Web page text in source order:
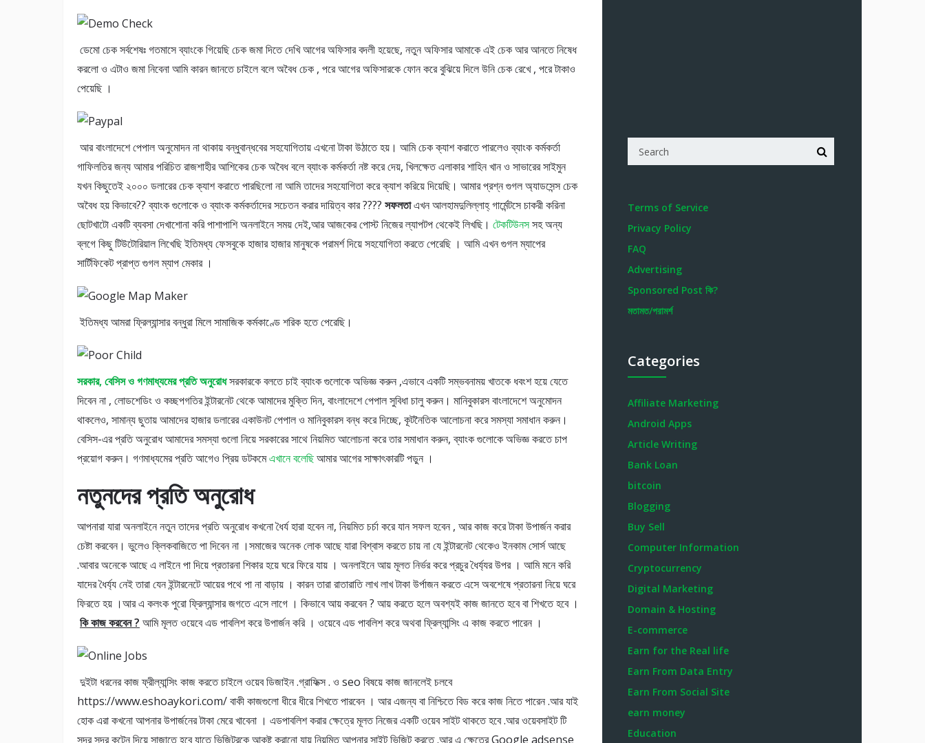
ডেমো চেক সর্বশেষঃ গতমাসে ব্যাংকে গিয়েছি চেক জমা দিতে দেখি আগের অফিসার বদলী হয়েছে, নতুন অফিসার আমাকে এই চেক আর আনতে নিষেধ
করলো ও এটাও জমা নিবেনা আমি কারন জানতে চাইলে বলে অবৈধ চেক , পরে আগের অফিসারকে ফোন করে বুঝিয়ে দিলে উনি চেক রেখে , পরে টাকাও
পেয়েছি ।
আর বাংলাদেশে পেপাল অনুমোদন না থাকায় বন্ধুবান্ধবের সহযোগিতায় এখনো টাকা উঠাতে হয়। আমি চেক ক্যাশ করাতে পারলেও ব্যাংক কর্মকর্তা
গাফিলতির জন্য আমার পরিচিত রাজশাহীর আশিকের চেক অবৈধ বলে ব্যাংক কর্মকর্তা নষ্ট করে দেয়, খিলক্ষেত এলাকার শাহিন খান ও সাভারের সাইমুন
যখন কিছুতেই ২০০০ ডলারের চেক ক্যাশ করাতে পারছিলো না আমি তাদের সহযোগিতা করে ক্যাশ করিয়ে দিয়েছি। আমার প্রশ্ন গুগল অ্যাডসেন্স চেক
অবৈধ হয় কিভাবে?? ব্যাংক গুলোকে ও ব্যাংক কর্মকর্তাদের সচেতন করার দায়িত্ব কার ???? সফলতাএখন আলহামদুলিল্লাহ্‌ গার্মেন্টসে চাকরী করিনা
ছোটখাটো একটি ব্যবসা দেখাশোনা করি পাশাপাশি অনলাইনে সময় দেই,আর আজকের পোস্ট নিজের ল্যাপটপ থেকেই লিখছি। টেকটিউনসসহ অন্য
ব্লগে কিছু টিউটোরিয়াল লিখেছি ইতিমধ্য ফেসবুকে হাজার হাজার মানুষকে পরামর্শ দিয়ে সহযোগিতা করতে পেরেছি । আমি এখন গুগল ম্যাপের
সার্টিফিকেট প্রাপ্ত গুগল ম্যাপ মেকার ।
ইতিমধ্য আমরা ফ্রিল্যান্সার বন্ধুরা মিলে সামাজিক কর্মকাণ্ডে শরিক হতে পেরেছি।
সরকার, বেসিস ও গণমাধ্যমের প্রতি অনুরোধসরকারকে বলতে চাই ব্যাংক গুলোকে অভিজ্ঞ করুন ,এভাবে একটি সম্ভবনাময় খাতকে ধবংশ হয়ে যেতে
দিবেন না , লোডশেডিং ও কচ্ছপগতির ইন্টারনেট থেকে আমাদের মুক্তি দিন, বাংলাদেশে পেপাল সুবিধা চালু করুন। মানিবুকারস বাংলাদেশে অনুমোদন
থাকলেও, সামান্য ছুতায় আমাদের হাজার ডলারের একাউনট পেপাল ও মানিবুকারস বন্ধ করে দিচ্ছে, কূটনৈতিক আলোচনা করে সমস্যা সমাধান করুন।
বেসিস-এর প্রতি অনুরোধ আমাদের সমস্যা গুলো নিয়ে সরকারের সাথে নিয়মিত আলোচনা করে তার সমাধান করুন, ব্যাংক গুলোকে অভিজ্ঞ করতে চাপ
প্রয়োগ করুন। গণমাধ্যমের প্রতি আগেও প্রিয় ডটকমেএখানে বলেছিআমার আগের সাক্ষাৎকারটি পড়ুন ।
নতুনদের প্রতি অনুরোধ
আপনারা যারা অনলাইনে নতুন তাদের প্রতি অনুরোধ কখনো ধৈর্য হারা হবেন না, নিয়মিত চর্চা করে যান সফল হবেন , আর কাজ করে টাকা উপার্জন করার
চেষ্টা করবেন। ভুলেও ক্লিকবাজিতে পা দিবেন না ।সমাজের অনেক লোক আছে যারা বিশ্বাস করতে চায় না যে ইন্টারনেট থেকেও ইনকাম সোর্স আছে
.আবার অনেকে আছে এ লাইনে পা দিয়ে প্রতারনা শিকার হয়ে ঘরে ফিরে যায় । অনলাইনে আয় মূলত নির্ভর করে প্রচুর ধৈর্য্যর উপর । আমি মনে করি
যাদের ধৈর্য্য নেই তারা যেন ইন্টারনেটে আয়ের পথে পা না বাড়ায় । কারন তারা রাতারাতি লাখ লাখ টাকা উর্পাজন করতে এসে অবশেষে প্রতারনা নিয়ে ঘরে
ফিরতে হয় ।আর এ কলংক পুরো ফ্রিল্যান্সার জগতে এসে লাগে । কিভাবে আয় করবেন ? আয় করতে হলে অবশ্যই কাজ জানতে হবে বা শিখতে হবে ।
কি কাজ করবেন ? আমি মূলত ওয়েবে এড পাবলিশ করে উপার্জন করি । ওয়েবে এড পাবলিশ করে অথবা ফ্রিল্যান্সিং এ কাজ করতে পারেন ।
দুইটা ধরনের কাজ ফ্রীল্যান্সিং কাজ করতে চাইলে ওয়েব ডিজাইন .গ্রাফিক্স . ও seo বিষয়ে কাজ জানলেই চলবে
https://www.eshoaykori.com/ বাকী কাজগুলো ধীরে ধীরে শিখতে পারবেন । আর এজন্য বা নিশ্চিতে বিড করে কাজ নিতে পারেন .আর যাই
হোক এরা কখনো আপনার উপার্জনের টাকা মেরে খাবেনা । এডপাবলিশ করার ক্ষেত্রে মূলত নিজের একটি ওয়েব সাইট থাকতে হবে .আর ওয়েবসাইট টি
সুন্দর সুন্দর কন্টেন দিয়ে সাজাতে হবে যাতে ভিজিটরকে আকৃষ্ট করানো যায় নিয়মিত আপনার সাইট ভিজিট করতে .আর এ ক্ষেত্রে Google adsense
Terms of Service
Privacy Policy
FAQ
Advertising
Sponsored Post কি?
মতামত/পরামর্শ
Categories
Affiliate Marketing
Android Apps
Article Writing
Bank Loan
bitcoin
Blogging
Buy Sell
Computer Information
Cryptocurrency
Digital Marketing
Domain & Hosting
E-commerce
Earn for the Real life
Earn From Data Entry
Earn From Social Site
earn money
Education